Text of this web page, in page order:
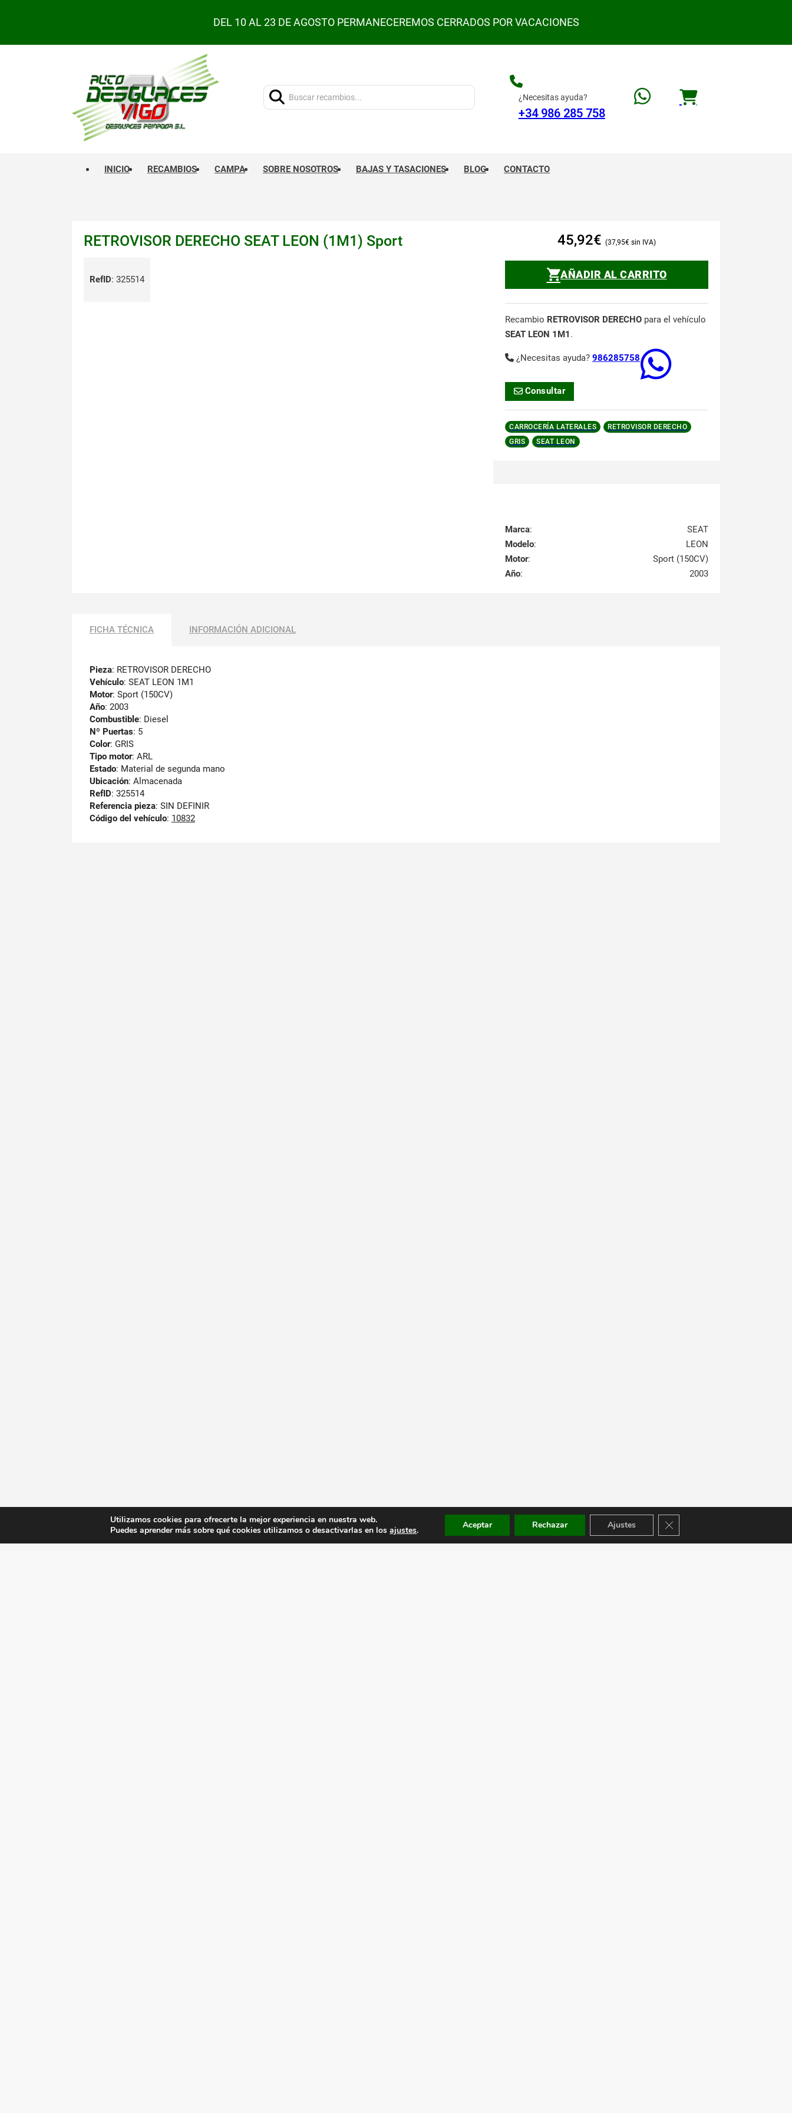
DEL 10 AL 23 DE AGOSTO PERMANECEREMOS CERRADOS POR VACACIONES
Buscar:
¿Necesitas ayuda?
+34 986 285 758
INICIO RECAMBIOS CAMPA SOBRE NOSOTROS BAJAS Y TASACIONES BLOG CONTACTO
RETROVISOR DERECHO SEAT LEON (1M1) Sport
RefID: 325514
45,92€ 37,95€
AÑADIR AL CARRITO
Recambio RETROVISOR DERECHO para el vehículo
SEAT LEON 1M1 .
¿Necesitas ayuda? 986285758
Consultar
CARROCERÍA LATERALES
RETROVISOR DERECHO
GRIS
SEAT LEON
Marca:
SEAT
Modelo:
LEON
Motor:
Sport (150CV)
Año: 2003
FICHA TÉCNICA INFORMACIÓN ADICIONAL
Pieza: RETROVISOR DERECHO
Vehículo: SEAT LEON 1M1
Motor: Sport (150CV)
Año: 2003
Combustible: Diesel
Nº Puertas: 5
Color: GRIS
Tipo motor: ARL
Estado: Material de segunda mano
Ubicación: Almacenada
RefID: 325514
Referencia pieza: SIN DEFINIR
Código del vehículo: 10832
Utilizamos cookies para ofrecerte la mejor experiencia en nuestra web.
Puedes aprender más sobre qué cookies utilizamos o desactivarlas en losajustes. Aceptar Rechazar Ajustes Cerrar el banner de cookies RGPD